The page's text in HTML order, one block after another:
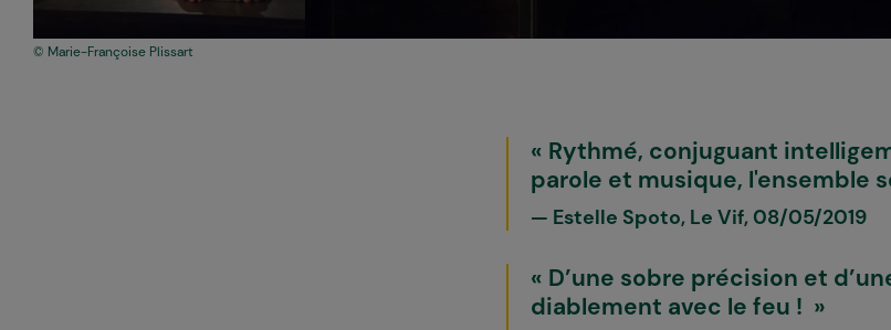
Marie-Françoise Plissart
Rythmé, conjuguant
parole et musique, l'ensemble
Estelle Spoto, Le Vif, 08/05/2019
D’une sobre précision et
diablement avec le feu !